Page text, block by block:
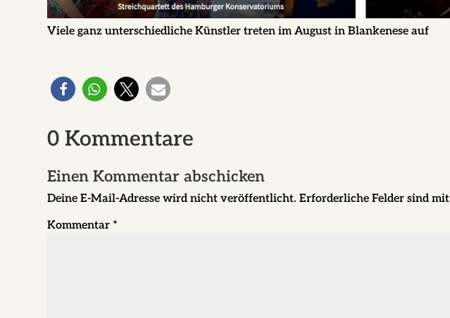
Viele ganz unterschiedliche Künstler treten im August in Blankenese auf
0 Kommentare
Einen Kommentar abschicken
Deine E-Mail-Adresse wird nicht veröffentlicht. Erforderliche Felder sind mit
Kommentar *